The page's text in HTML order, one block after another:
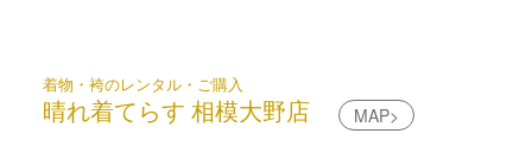
着物・袴のレンタル・ご購入
晴れ着てらす 相模大野店
MAP>